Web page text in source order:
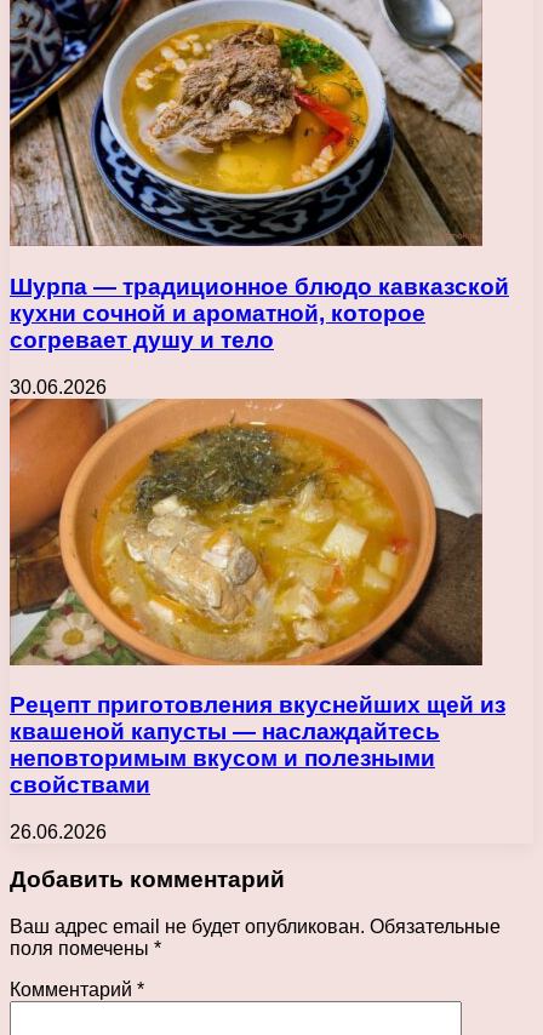
Шурпа — традиционное блюдо кавказской
кухни сочной и ароматной, которое
согревает душу и тело
30.06.2026
Рецепт приготовления вкуснейших щей из
квашеной капусты — наслаждайтесь
неповторимым вкусом и полезными
свойствами
26.06.2026
Добавить комментарий
Ваш адрес email не будет опубликован. Обязательные
поля помечены *
Комментарий *